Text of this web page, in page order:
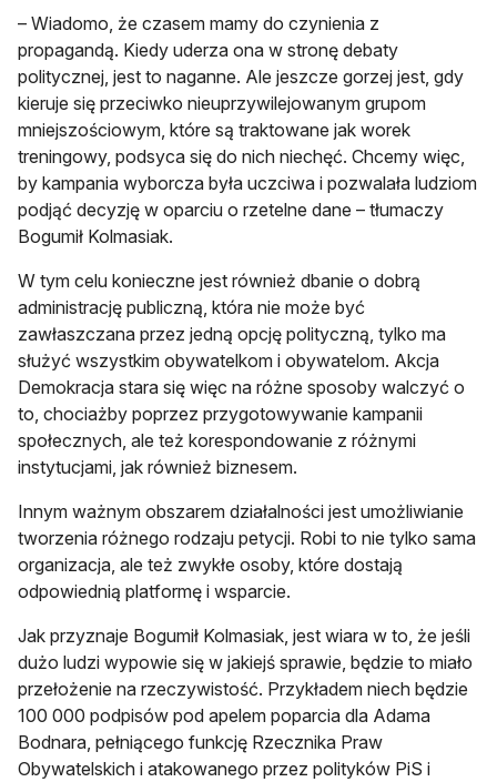
– Wiadomo, że czasem mamy do czynienia z
propagandą. Kiedy uderza ona w stronę debaty
politycznej, jest to naganne. Ale jeszcze gorzej jest, gdy
kieruje się przeciwko nieuprzywilejowanym grupom
mniejszościowym, które są traktowane jak worek
treningowy, podsyca się do nich niechęć. Chcemy więc,
by kampania wyborcza była uczciwa i pozwalała ludziom
podjąć decyzję w oparciu o rzetelne dane – tłumaczy
Bogumił Kolmasiak.
W tym celu konieczne jest również dbanie o dobrą
administrację publiczną, która nie może być
zawłaszczana przez jedną opcję polityczną, tylko ma
służyć wszystkim obywatelkom i obywatelom. Akcja
Demokracja stara się więc na różne sposoby walczyć o
to, chociażby poprzez przygotowywanie kampanii
społecznych, ale też korespondowanie z różnymi
instytucjami, jak również biznesem.
Innym ważnym obszarem działalności jest umożliwianie
tworzenia różnego rodzaju petycji. Robi to nie tylko sama
organizacja, ale też zwykłe osoby, które dostają
odpowiednią platformę i wsparcie.
Jak przyznaje Bogumił Kolmasiak, jest wiara w to, że jeśli
dużo ludzi wypowie się w jakiejś sprawie, będzie to miało
przełożenie na rzeczywistość. Przykładem niech będzie
100 000 podpisów pod apelem poparcia dla Adama
Bodnara, pełniącego funkcję Rzecznika Praw
Obywatelskich i atakowanego przez polityków PiS i